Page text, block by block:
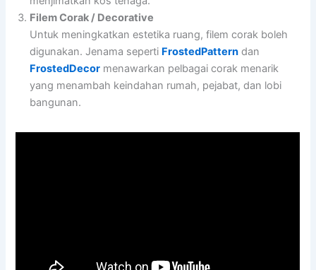
Filem Corak / Decorative
Untuk meningkatkan estetika ruang, filem corak boleh
digunakan. Jenama seperti FrostedPattern dan
FrostedDecor menawarkan pelbagai corak menarik
yang menambah keindahan rumah, pejabat, dan lobi
bangunan.